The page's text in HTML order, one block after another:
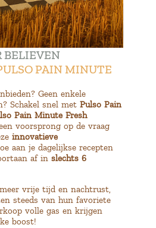
BELIEVEN
PAIN MINUTE
Geen enkele
Schakel snel met Pulso Pain
Pain Minute Fresh
voorsprong op de vraag
innovatieve
aan je dagelijkse recepten
af in slechts 6
vrije tijd en nachtrust,
steeds van hun favoriete
volle gas en krijgen
boost!